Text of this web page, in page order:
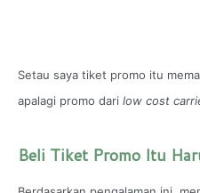
Setau saya tiket promo itu
apalagi promo dari low cost
Beli Tiket Promo Itu